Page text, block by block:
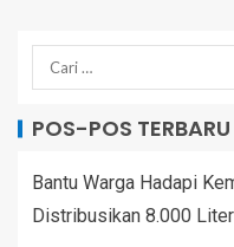
POS-POS TERBARU
Bantu Warga Hadapi
Distribusikan 8.000